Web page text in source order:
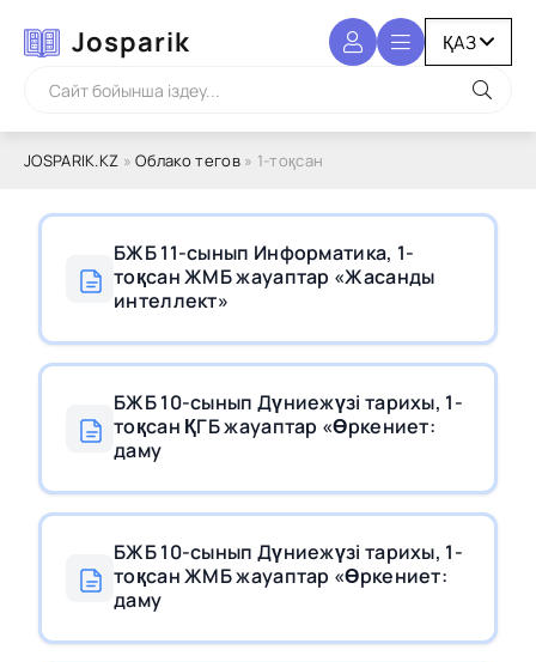
Josparik
JOSPARIK.KZ »Облако тегов» 1-тоқсан
БЖБ 11-сынып Информатика, 1-
тоқсан ЖМБ жауаптар «Жасанды
интеллект»
БЖБ 10-сынып Дүниежүзі тарихы, 1-
тоқсан ҚГБ жауаптар «Өркениет:
даму
БЖБ 10-сынып Дүниежүзі тарихы, 1-
тоқсан ЖМБ жауаптар «Өркениет:
даму